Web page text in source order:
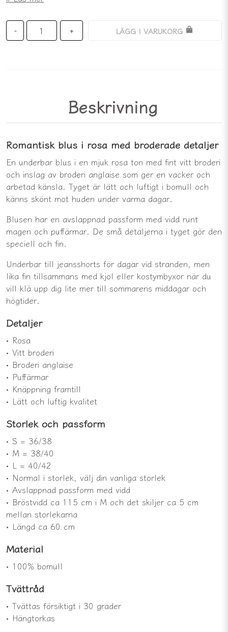
- + LÄGG I VARUKORG
Beskrivning
Romantisk blus i rosa med broderade detaljer
En underbar blus i en mjuk rosa ton med fint vitt broderi
och inslag av broderi anglaise som ger en vacker och
arbetad känsla. Tyget är lätt och luftigt i bomull och
känns skönt mot huden under varma dagar.
Blusen har en avslappnad passform med vidd runt
magen och puffärmar. De små detaljerna i tyget gör den
speciell och fin.
Underbar till jeansshorts för dagar vid stranden, men
lika fin tillsammans med kjol eller kostymbyxor när du
vill klä upp dig lite mer till sommarens middagar och
högtider.
Detaljer
• Rosa
• Vitt broderi
• Broderi anglaise
• Puffärmar
• Knäppning framtill
• Lätt och luftig kvalitet
Storlek och passform
• S = 36/38
• M = 38/40
• L = 40/42
• Normal i storlek, välj din vanliga storlek
• Avslappnad passform med vidd
• Bröstvidd ca 115 cm i M och det skiljer ca 5 cm
mellan storlekarna
• Längd ca 60 cm
Material
• 100% bomull
Tvättråd
• Tvättas försiktigt i 30 grader
• Hängtorkas